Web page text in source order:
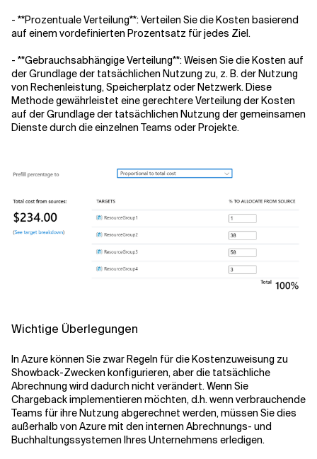
- **Prozentuale Verteilung**: Verteilen Sie die Kosten basierend
auf einem vordefinierten Prozentsatz für jedes Ziel.
- **Gebrauchsabhängige Verteilung**: Weisen Sie die Kosten auf
der Grundlage der tatsächlichen Nutzung zu, z. B. der Nutzung
von Rechenleistung, Speicherplatz oder Netzwerk. Diese
Methode gewährleistet eine gerechtere Verteilung der Kosten
auf der Grundlage der tatsächlichen Nutzung der gemeinsamen
Dienste durch die einzelnen Teams oder Projekte.
Wichtige Überlegungen
In Azure können Sie zwar Regeln für die Kostenzuweisung zu
Showback-Zwecken konfigurieren, aber die tatsächliche
Abrechnung wird dadurch nicht verändert. Wenn Sie
Chargeback implementieren möchten, d.h. wenn verbrauchende
Teams für ihre Nutzung abgerechnet werden, müssen Sie dies
außerhalb von Azure mit den internen Abrechnungs- und
Buchhaltungssystemen Ihres Unternehmens erledigen.